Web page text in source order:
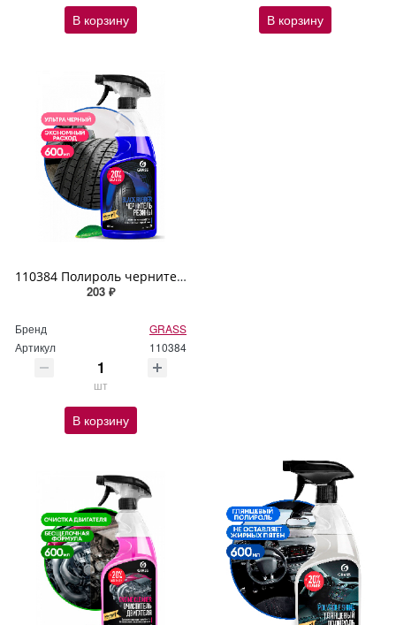
В корзину В корзину
110384 Полироль чернитель шин GRASS "Black Rubber" 600мл
203 ₽
Бренд
GRASS
Артикул
110384
шт
В корзину